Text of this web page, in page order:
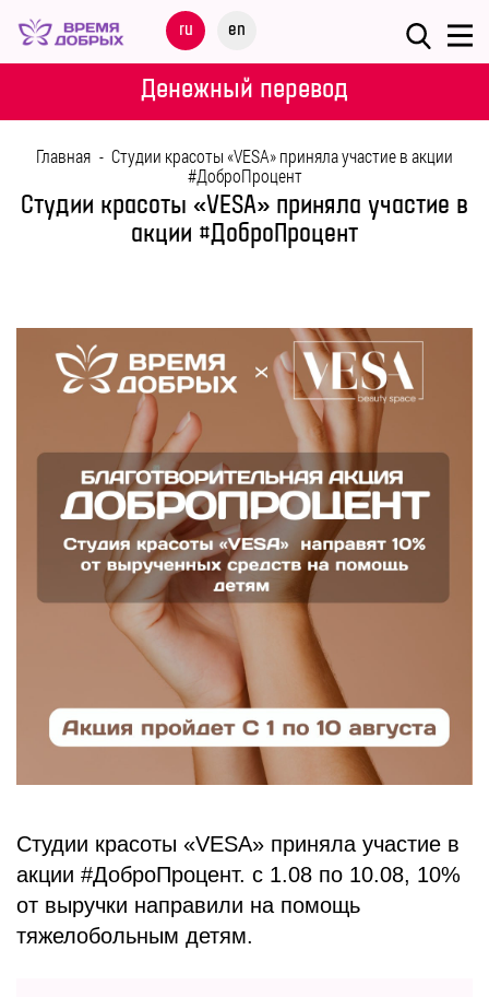
ru en
Меню
ДЕТИ
ПАРТНЕРАМ
МЕРОПРИЯТИЯ
БЛОГ
Денежный перевод
Главная - Студии красоты «VESA» приняла участие в акции
#ДоброПроцент
Студии красоты «VESA» приняла участие в
акции #ДоброПроцент
Студии красоты «VESA» приняла участие в
акции #ДоброПроцент. с 1.08 по 10.08, 10%
от выручки направили на помощь
тяжелобольным детям.